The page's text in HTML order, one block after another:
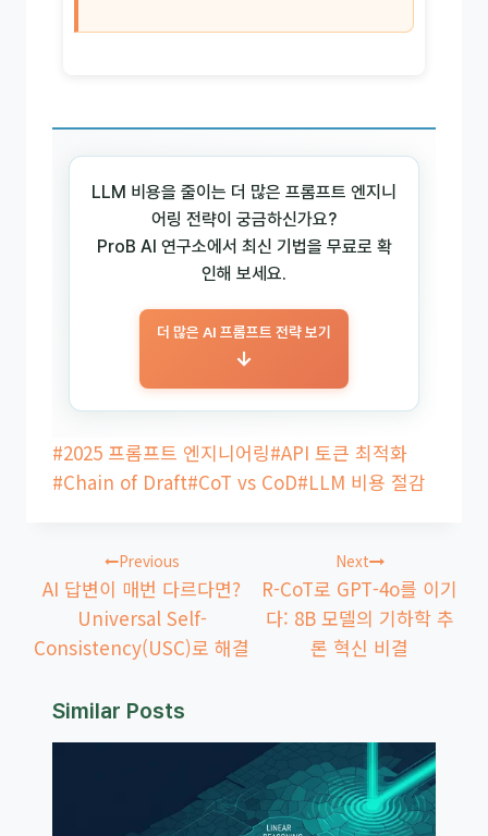
LLM 비용을 줄이는 더 많은 프롬프트 엔지니
어링 전략이 궁금하신가요?
ProB AI 연구소에서 최신 기법을 무료로 확
인해 보세요.
더 많은 AI 프롬프트 전략 보기
→
Post
Tags:
#2025 프롬프트 엔지니어링#API 토큰 최적화
#Chain of Draft#CoT vs CoD#LLM 비용 절감
Previous
AI 답변이 매번 다르다면?
Universal Self-
Consistency(USC)로 해결
Next
R-CoT로 GPT-4o를 이기
다: 8B 모델의 기하학 추
론 혁신 비결
Similar Posts